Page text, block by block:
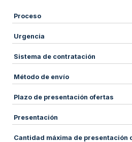
Proceso
Urgencia
Sistema de contratación
Método de envío
Plazo de presentación ofertas
Presentación
Cantidad máxima de presentación